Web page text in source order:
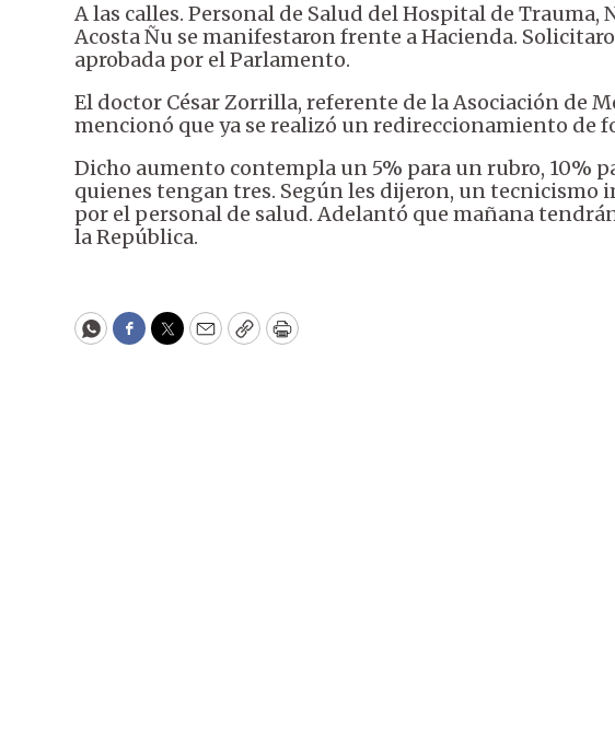
A las calles. Personal de Salud del Hospital de
Acosta Ñu se manifestaron frente a Hacienda.
aprobada por el Parlamento.
El doctor César Zorrilla, referente de la Asociación de
mencionó que ya se realizó un redireccionamiento de
Dicho aumento contempla un 5% para un rubro, 10%
quienes tengan tres. Según les dijeron, un tecnicismo
por el personal de salud. Adelantó que mañana
la República.
WhatsApp
Facebook
Twitter
EmailCopyPrint